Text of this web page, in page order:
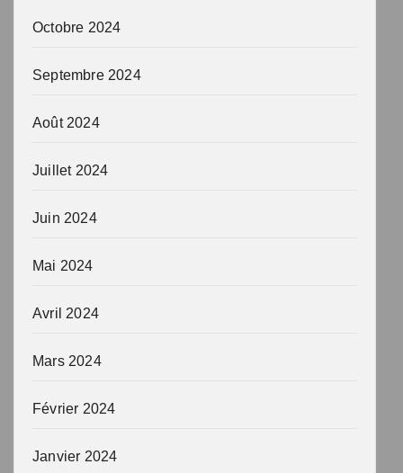
Octobre 2024
Septembre 2024
Août 2024
Juillet 2024
Juin 2024
Mai 2024
Avril 2024
Mars 2024
Février 2024
Janvier 2024